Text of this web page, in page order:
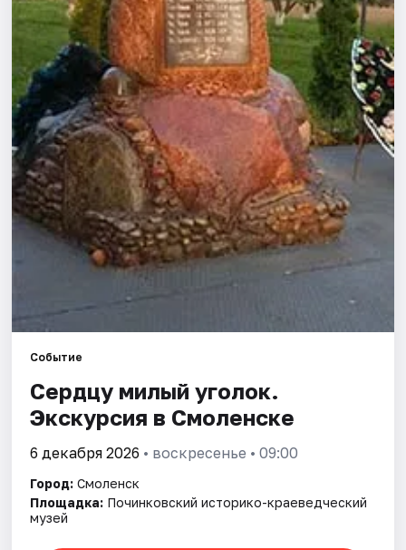
Города
Площадки
Артисты
Рейтинги
Событие
Сердцу милый уголок.
Экскурсия в Смоленске
6 декабря 2026 • воскресенье • 09:00
Город: Смоленск
Площадка: Починковский историко-краеведческий
музей